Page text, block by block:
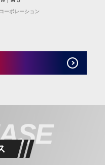
ーポレーション